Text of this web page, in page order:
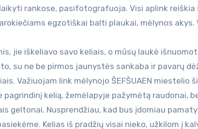
rankose, pasifotografuoja. Visi aplink reiškia
egzotiškai balti plaukai, mėlynos akys.
jie iškeliavo savo keliais, o mūsų laukė
su ne be pirmos jaunystės sankaba ir pavarų
Važiuojam link mėlynojo ŠEFŠUAEN miestelio
kelią, žemėlapyje pažymėtą raudonai,
geltonai. Nusprendžiau, kad bus įdomiau
Kelias iš pradžių visai nieko, užkilom į